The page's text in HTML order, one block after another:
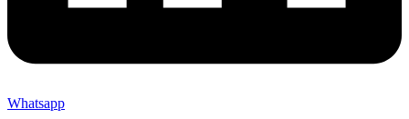
Whatsapp